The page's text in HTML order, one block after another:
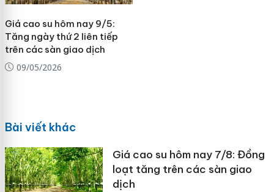
Giá cao su hôm nay 9/5:
Tăng ngày thứ 2 liên tiếp
trên các sàn giao dịch
09/05/2026
Bài viết khác
Giá cao su hôm nay 7/8: Đồng
loạt tăng trên các sàn giao
dịch